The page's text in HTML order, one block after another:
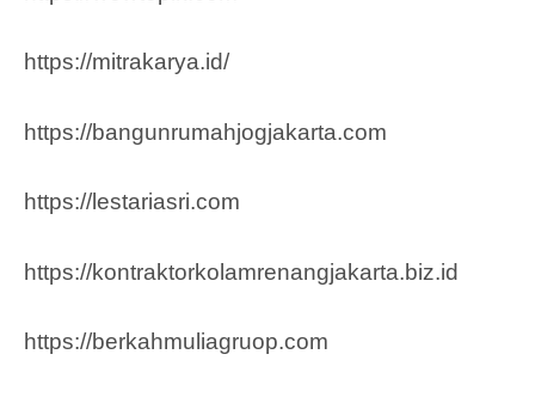
https://mitrakarya.id/
https://bangunrumahjogjakarta.com
https://lestariasri.com
https://kontraktorkolamrenangjakarta.biz.id
https://berkahmuliagruop.com